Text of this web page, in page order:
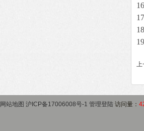
上
网站地图 沪ICP备17006008号-1 管理登陆 访问量：